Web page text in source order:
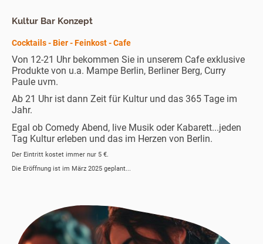
Kultur Bar Konzept
Cocktails - Bier - Feinkost - Cafe
Von 12-21 Uhr bekommen Sie in unserem Cafe exklusive
Produkte von u.a. Mampe Berlin, Berliner Berg, Curry
Paule uvm.
Ab 21 Uhr ist dann Zeit für Kultur und das 365 Tage im
Jahr.
Egal ob Comedy Abend, live Musik oder Kabarett...jeden
Tag Kultur erleben und das im Herzen von Berlin.
Der Eintritt kostet immer nur 5 €.
Die Eröffnung ist im März 2025 geplant...